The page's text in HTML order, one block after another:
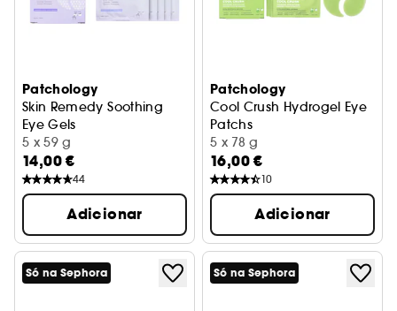
Patchology
Skin Remedy Soothing
Eye Gels
Patches para os olhos
5 x 59 g
14,00 €
44
Adicionar
Patchology
Cool Crush Hydrogel Eye
Patchs
Hidratantes para os olhos
5 x 78 g
16,00 €
10
Adicionar
Só na Sephora Só na Sephora